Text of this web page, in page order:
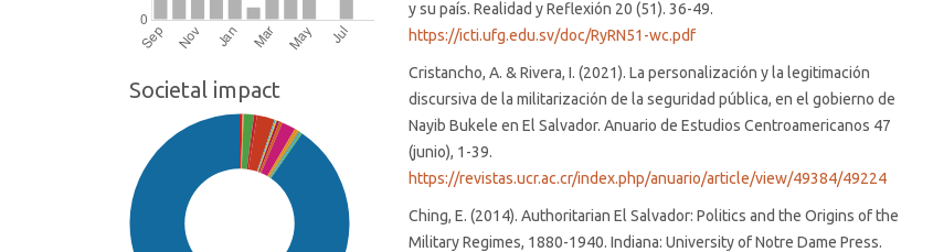
Societal impact
y su país. Realidad y Reflexión 20 (51). 36-49.
https://icti.ufg.edu.sv/doc/RyRN51-wc.pdf
Cristancho, A. & Rivera, I. (2021). La personalización y la legitimación
discursiva de la militarización de la seguridad pública, en el gobierno de
Nayib Bukele en El Salvador. Anuario de Estudios Centroamericanos 47
(junio), 1-39.
https://revistas.ucr.ac.cr/index.php/anuario/article/view/49384/49224
Ching, E. (2014). Authoritarian El Salvador: Politics and the Origins of the
Military Regimes, 1880-1940. Indiana: University of Notre Dame Press.